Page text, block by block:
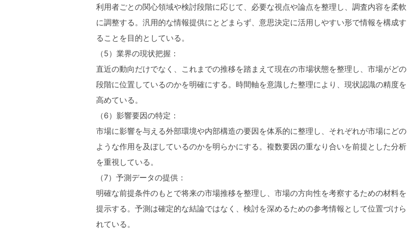
利用者ごとの関心領域や検討段階に応じて、必要な視点や論点を整理し、調査内容を柔軟
に調整する。汎用的な情報提供にとどまらず、意思決定に活用しやすい形で情報を構成す
ることを目的としている。
（5）業界の現状把握：
直近の動向だけでなく、これまでの推移を踏まえて現在の市場状態を整理し、市場がどの
段階に位置しているのかを明確にする。時間軸を意識した整理により、現状認識の精度を
高めている。
（6）影響要因の特定：
市場に影響を与える外部環境や内部構造の要因を体系的に整理し、それぞれが市場にどの
ような作用を及ぼしているのかを明らかにする。複数要因の重なり合いを前提とした分析
を重視している。
（7）予測データの提供：
明確な前提条件のもとで将来の市場推移を整理し、市場の方向性を考察するための材料を
提示する。予測は確定的な結論ではなく、検討を深めるための参考情報として位置づけら
れている。